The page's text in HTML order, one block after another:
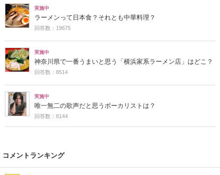
実施中
ラーメンって日本食？それとも中華料理？
回答数：19675
実施中
神奈川県で一番うまいと思う「横浜家系ラーメン店」はどこ？
回答数：8514
実施中
唯一無二の歌声だと思うボーカリストは？
回答数：8144
コメントランキング